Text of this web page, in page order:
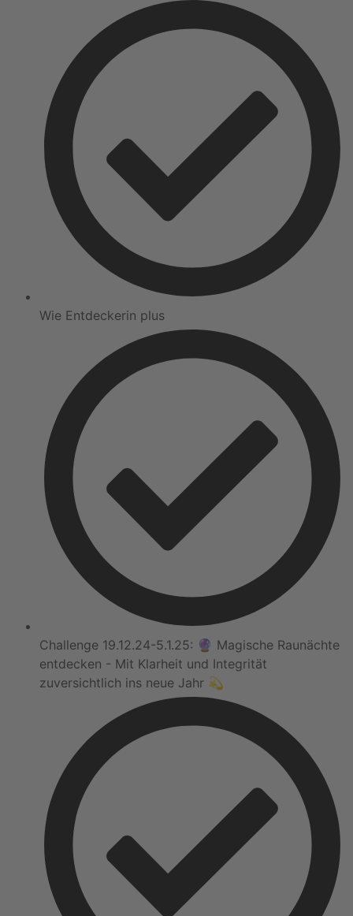
Wie Entdeckerin plus
Challenge 19.12.24-5.1.25: 🔮 Magische Raunächte
entdecken - Mit Klarheit und Integrität
zuversichtlich ins neue Jahr 💫